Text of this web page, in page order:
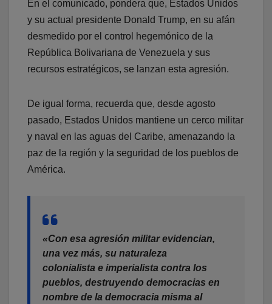
En el comunicado, pondera que, Estados Unidos
y su actual presidente Donald Trump, en su afán
desmedido por el control hegemónico de la
República Bolivariana de Venezuela y sus
recursos estratégicos, se lanzan esta agresión.
De igual forma, recuerda que, desde agosto
pasado, Estados Unidos mantiene un cerco militar
y naval en las aguas del Caribe, amenazando la
paz de la región y la seguridad de los pueblos de
América.
«Con esa agresión militar evidencian,
una vez más, su naturaleza
colonialista e imperialista contra los
pueblos, destruyendo democracias en
nombre de la democracia misma al